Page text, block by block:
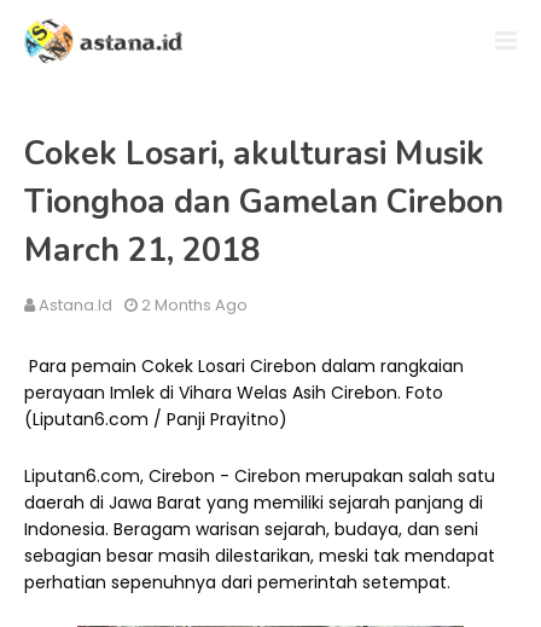
Cokek Losari, akulturasi Musik
Tionghoa dan Gamelan Cirebon
March 21, 2018
Astana.id 2 Months Ago
Para pemain Cokek Losari Cirebon dalam rangkaian
perayaan Imlek di Vihara Welas Asih Cirebon. Foto
(Liputan6.com / Panji Prayitno)
Liputan6.com, Cirebon - Cirebon merupakan salah satu
daerah di Jawa Barat yang memiliki sejarah panjang di
Indonesia. Beragam warisan sejarah, budaya, dan seni
sebagian besar masih dilestarikan, meski tak mendapat
perhatian sepenuhnya dari pemerintah setempat.